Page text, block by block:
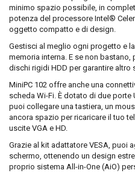
minimo spazio possibile, in
potenza del processore Intel®
oggetto compatto e di design.
Gestisci al meglio ogni progetto e
memoria interna. E se non
dischi rigidi HDD per garantire
MiniPC 102 offre anche una
scheda Wi-Fi. È dotato di due porte
puoi collegare una tastiera, un
ancora spazio per ricaricare il tuo
uscite VGA e HD.
Grazie al kit adattatore VESA, puoi
schermo, ottenendo un design
proprio sistema All-in-One (AiO)